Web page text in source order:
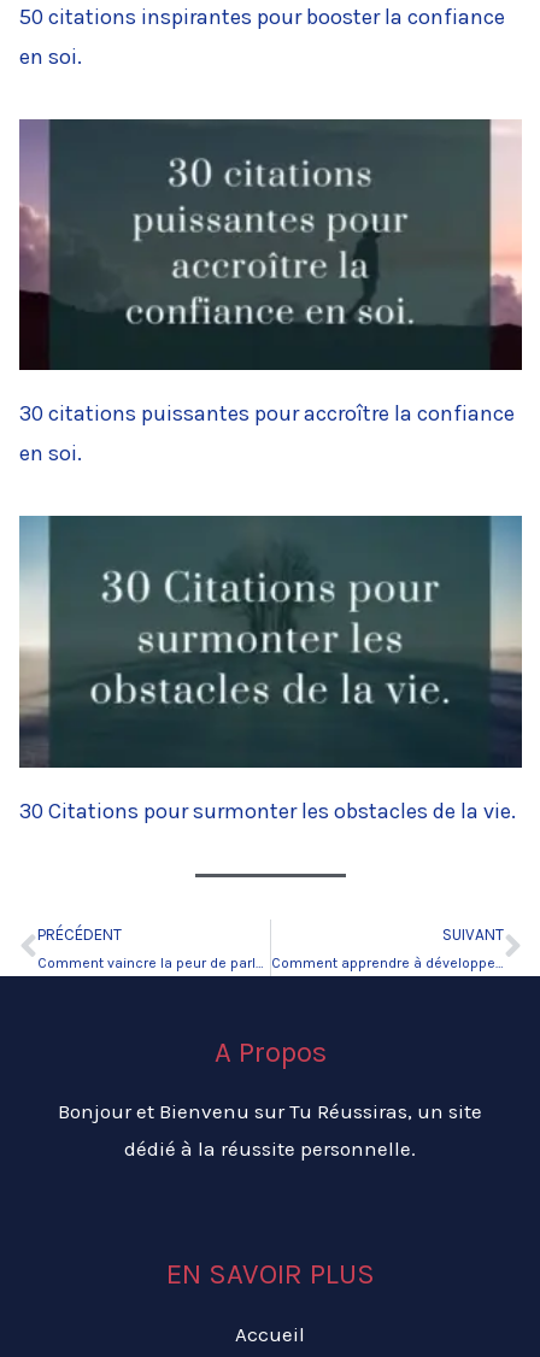
50 citations inspirantes pour booster la confiance
en soi.
30 citations puissantes pour accroître la confiance
en soi.
30 Citations pour surmonter les obstacles de la vie.
Précédent
PRÉCÉDENT SUIVANT
A Propos
Bonjour et Bienvenu sur Tu Réussiras, un site
dédié à la réussite personnelle.
EN SAVOIR PLUS
Accueil